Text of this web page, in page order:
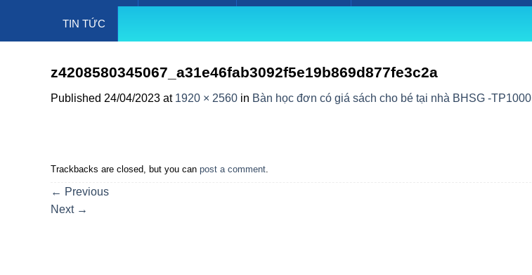
TIN TỨC
z4208580345067_a31e46fab3092f5e19b869d877fe3c2a
Published 24/04/2023 at 1920 × 2560 in Bàn học đơn có giá sách cho bé tại nhà BHSG -TP1000
Trackbacks are closed, but you can post a comment
← Previous
Next →